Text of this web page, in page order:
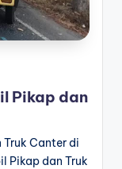
Pikap dan
Canter di
Pikap dan Truk